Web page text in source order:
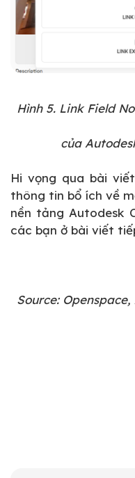
Hình 5. Link Field
của
Hi vọng qua bài
thông tin bổ ích về
nền tảng Autodesk
các bạn ở bài viết
Source: